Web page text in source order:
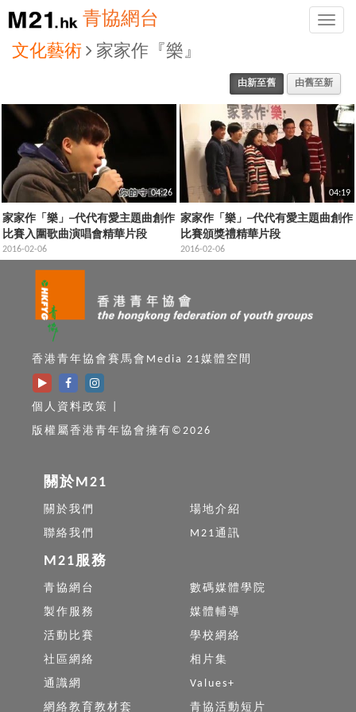
Toggle
青協網台
文化藝術 家家作『樂』
由新至舊 由舊至新
04:26
家家作「樂」─代代有愛主題曲創作
比賽入圍歌曲演唱會精華片段
2016-02-06
04:19
家家作「樂」─代代有愛主題曲創作
比賽頒獎禮精華片段
2016-02-06
香港青年協會賽馬會Media 21媒體空間
個人資料政策
版權屬香港青年協會擁有©2026
關於M21
關於我們
場地介紹
聯絡我們
M21通訊
M21服務
青協網台
數碼媒體學院
製作服務
媒體輔導
活動比賽
學校網絡
社區網絡
相片集
通識網
Values+
網絡教育教材套
青協活動短片